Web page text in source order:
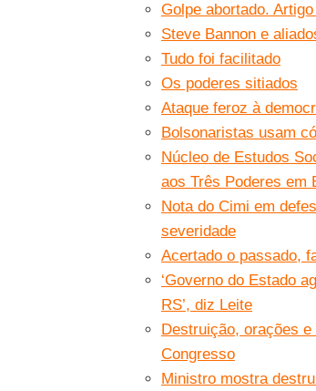
Golpe abortado.
Steve Bannon e
Tudo foi facilitado
Os poderes sitiados
Ataque feroz à
Bolsonaristas usam
Núcleo de Estudos
aos Três Poderes em
Nota do Cimi em
severidade
Acertado o passado,
‘Governo do Estado
RS’, diz Leite
Destruição, orações
Congresso
Ministro mostra